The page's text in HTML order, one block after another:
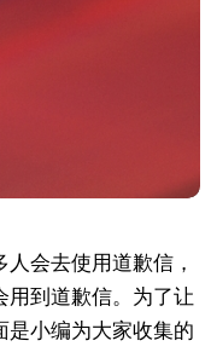
会去使用道歉信，
用到道歉信。为了让
是小编为大家收集的